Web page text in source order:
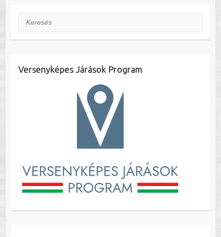
Keresés
Versenyképes Járások Program